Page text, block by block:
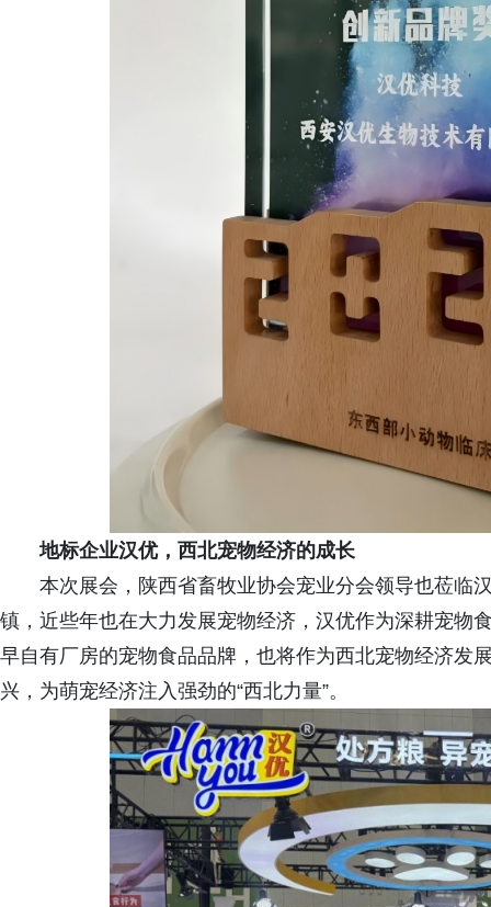
地标企业汉优，西北宠物经济的成长
本次展会，陕西省畜牧业协会宠业分会领导也莅临
镇，近些年也在大力发展宠物经济，汉优作为深耕宠物
早自有厂房的宠物食品品牌，也将作为西北宠物经济发
兴，为萌宠经济注入强劲的“西北力量”。